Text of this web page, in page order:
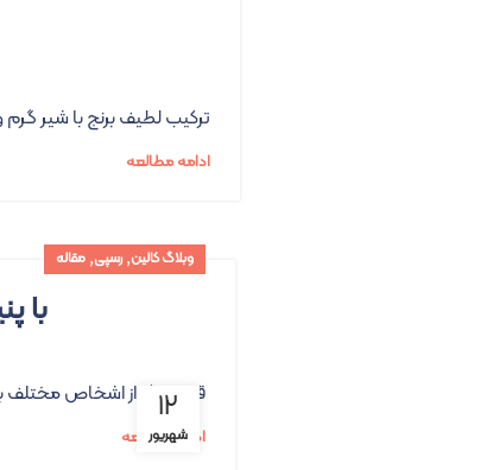
ترکیب لطیف برنج با شیر
ادامه مطالعه
۱۲
شهریور
وبلاگ کالین,رسپی, مقاله
با
قطعا اگر از اشخاص مختلف
ادامه مطالعه